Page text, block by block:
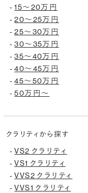
-15〜20万円
-20〜25万円
-25〜30万円
-30〜35万円
-35〜40万円
-40〜45万円
-45〜50万円
-50万円〜
クラリティから探す
-VS2 クラリティ
-VS1 クラリティ
-VVS2 クラリティ
-VVS1 クラリティ